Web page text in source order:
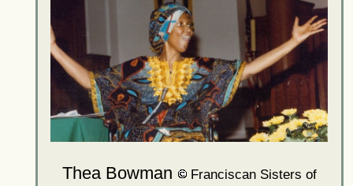
Thea Bowman
Franciscan Sisters of